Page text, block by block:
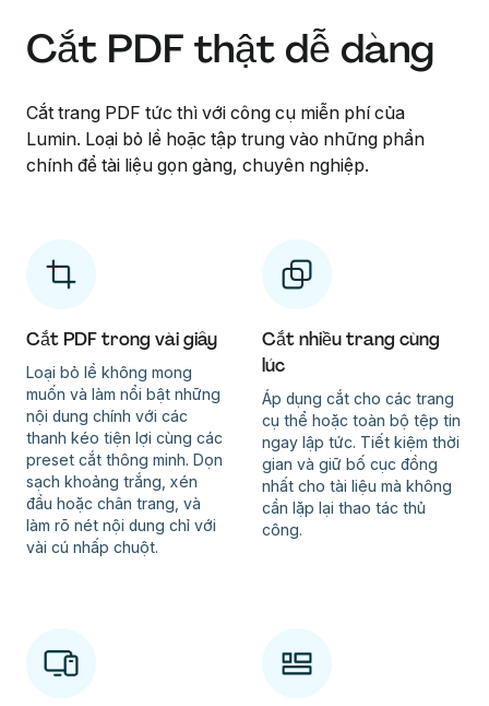
Cắt PDF thật dễ dàng
Cắt trang PDF tức thì với công cụ miễn phí của
Lumin. Loại bỏ lề hoặc tập trung vào những phần
chính để tài liệu gọn gàng, chuyên nghiệp.
Cắt PDF trong vài giây
Loại bỏ lề không mong
muốn và làm nổi bật những
nội dung chính với các
thanh kéo tiện lợi cùng các
preset cắt thông minh. Dọn
sạch khoảng trắng, xén
đầu hoặc chân trang, và
làm rõ nét nội dung chỉ với
vài cú nhấp chuột.
Cắt nhiều trang cùng
lúc
Áp dụng cắt cho các trang
cụ thể hoặc toàn bộ tệp tin
ngay lập tức. Tiết kiệm thời
gian và giữ bố cục đồng
nhất cho tài liệu mà không
cần lặp lại thao tác thủ
công.